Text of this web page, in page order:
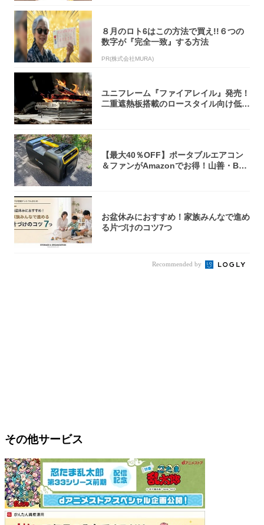
８月のロト6はこの方法で買え!!６つの
数字が『完全一致』する方法
PR(株式会社MURA)
ユニフレーム『ファイアレイル』発売！
二重遮熱板搭載のロースタイル向け低型
【最大40％OFF】ポータブルエアコン
＆ファンがAmazonでお得！山善・Bo
お盆休みにおすすめ！家族みんなで進め
る片づけのコツ7つ
Recommended by
その他サービス